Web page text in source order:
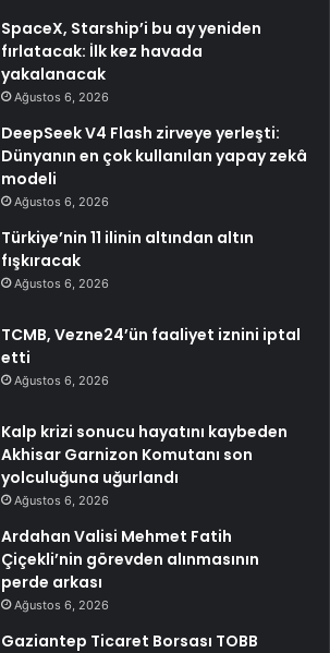
SpaceX, Starship’i bu ay yeniden
fırlatacak: İlk kez havada
yakalanacak
Ağustos 6, 2026
DeepSeek V4 Flash zirveye yerleşti:
Dünyanın en çok kullanılan yapay zekâ
modeli
Ağustos 6, 2026
Türkiye’nin 11 ilinin altından altın
fışkıracak
Ağustos 6, 2026
TCMB, Vezne24’ün faaliyet iznini iptal
etti
Ağustos 6, 2026
Kalp krizi sonucu hayatını kaybeden
Akhisar Garnizon Komutanı son
yolculuğuna uğurlandı
Ağustos 6, 2026
Ardahan Valisi Mehmet Fatih
Çiçekli’nin görevden alınmasının
perde arkası
Ağustos 6, 2026
Gaziantep Ticaret Borsası TOBB